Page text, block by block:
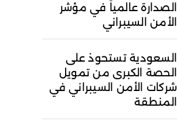
الصدارة عالمياً في مؤشر
الأمن السيبراني
السعودية تستحوذ على
الحصة الكبرى من تمويل
شركات الأمن السيبراني في
المنطقة